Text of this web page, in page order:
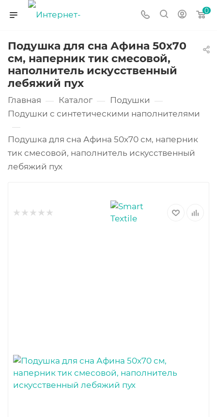
0
Подушка для сна Афина 50х70
см, наперник тик смесовой,
наполнитель искусственный
лебяжий пух
Главная — Каталог — Подушки —
Подушки с синтетическими наполнителями
—
Подушка для сна Афина 50х70 см, наперник
тик смесовой, наполнитель искусственный
лебяжий пух